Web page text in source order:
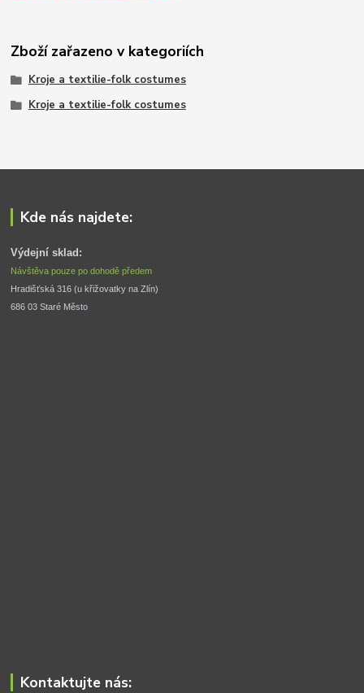
Zboží zařazeno v kategoriích
Kroje a textilie-folk costumes
Kroje a textilie-folk costumes
Kde nás najdete:
Výdejní sklad:
Návštěva pouze po dohodě předem
Hradišťská 316 (u křižovatky na Zlín)
686 03 Staré Město
Kontaktujte nás: